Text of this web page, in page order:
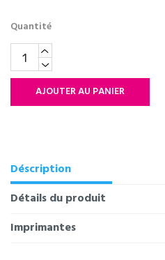
Quantité
AJOUTER AU PANIER
Déscription
Détails du produit
Imprimantes